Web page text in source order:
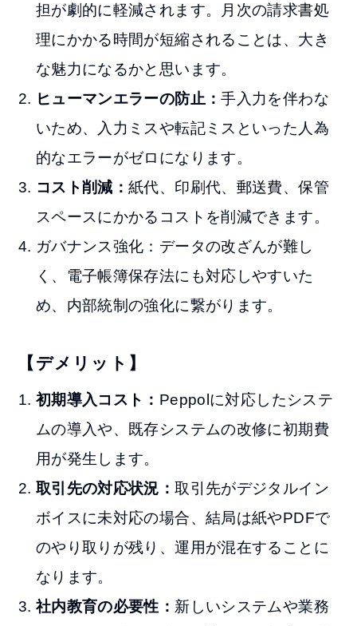
担が劇的に軽減されます。月次の請求書処
理にかかる時間が短縮されることは、大き
な魅力になるかと思います。
ヒューマンエラーの防止：手入力を伴わな
いため、入力ミスや転記ミスといった人為
的なエラーがゼロになります。
コスト削減：紙代、印刷代、郵送費、保管
スペースにかかるコストを削減できます。
ガバナンス強化：データの改ざんが難し
く、電子帳簿保存法にも対応しやすいた
め、内部統制の強化に繋がります。
【デメリット】
初期導入コスト： Peppolに対応したシステ
ムの導入や、既存システムの改修に初期費
用が発生します。
取引先の対応状況：取引先がデジタルイン
ボイスに未対応の場合、結局は紙やPDFで
のやり取りが残り、運用が混在することに
なります。
社内教育の必要性： 新しいシステムや業務